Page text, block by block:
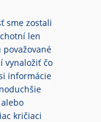
sme zostali
len
vynaložiť čo
informácie
kričiaci